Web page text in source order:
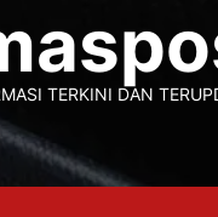
TERKINI DAN